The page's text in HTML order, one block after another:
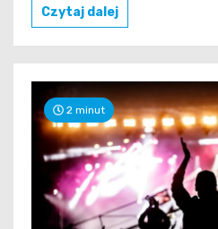
Czytaj dalej
2 minut